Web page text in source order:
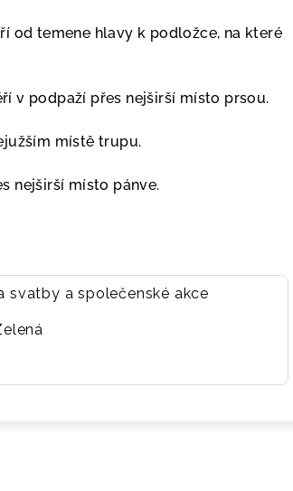
od temene hlavy k podložce, na které
v podpaží přes nejširší místo prsou.
místě trupu.
nejširší místo pánve.
svatby a společenské akce